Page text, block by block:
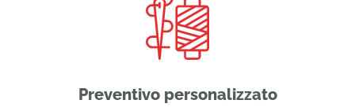
Preventivo personalizzato